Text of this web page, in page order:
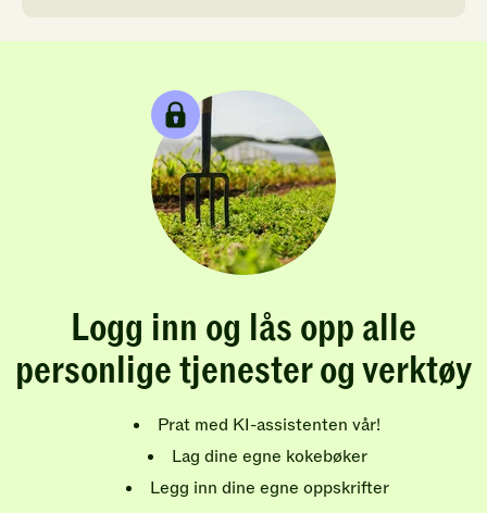
Logg inn og lås opp alle
personlige tjenester og verktøy
Prat med KI-assistenten vår!
Lag dine egne kokebøker
Legg inn dine egne oppskrifter